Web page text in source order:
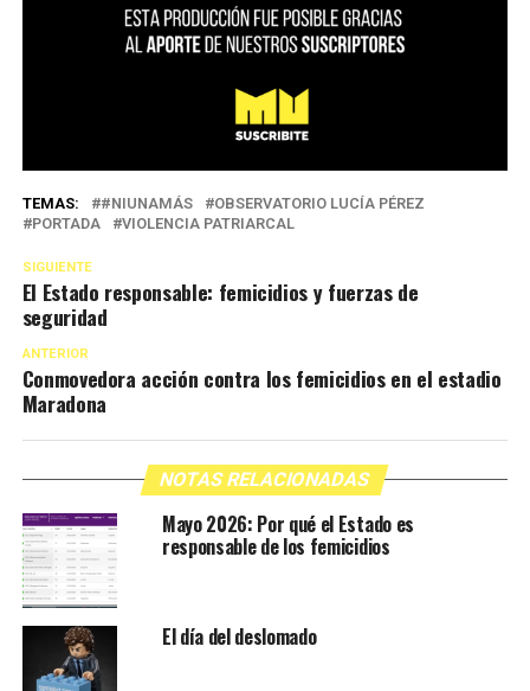
TEMAS: #NIUNAMÁS
OBSERVATORIO LUCÍA PÉREZ
PORTADA
VIOLENCIA PATRIARCAL
SIGUIENTE
El Estado responsable: femicidios y fuerzas de
seguridad
ANTERIOR
Conmovedora acción contra los femicidios en el estadio
Maradona
NOTAS RELACIONADAS
Mayo 2026: Por qué el Estado es
responsable de los femicidios
El día del deslomado